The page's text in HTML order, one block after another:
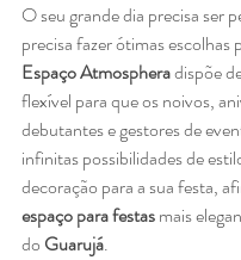
O seu grande dia precisa ser
precisa fazer ótimas escolhas
Espaço Atmosphera dispõe
flexível para que os noivos,
debutantes e gestores de
infinitas possibilidades de
decoração para a sua festa,
espaço para festas mais
do Guarujá.